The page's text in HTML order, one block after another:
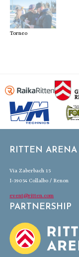
Torneo
RITTEN ARENA
Via Zaberbach 15
I-39054 Collalbo / Renon
event@ritten.com
PARTNERSHIP